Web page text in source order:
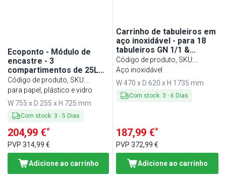
Ecoponto - Módulo de
encastre - 3
compartimentos de 25L
cada - 755x255x725mm -
com rodas - 2 rodas com
separação incluídos -
Preto/Prateado - Aço
Código de produto, SKU:
MTSD3S
para papel, plástico e vidro
W 755 x D 255 x H 725 mm
Com stock: 3 - 5 Dias
204,99 €*
PVP 314,99 €
Adicione ao carrinho
Carrinho de tabuleiros em
aço inoxidável - para 18
tabuleiros GN 1/1 &
600x400mm - com rodas
silenciosas
Código de produto, SKU:
TWH1811N
Aço inoxidável
W 470 x D 620 x H 1735 mm
Com stock: 3 - 6 Dias
187,99 €*
PVP372,99 €
Adicione ao carrinho